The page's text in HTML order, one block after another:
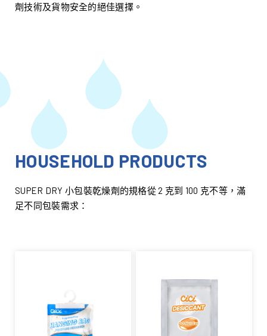
劑技術及貨物安全的絕佳選擇。
HOUSEHOLD PRODUCTS
SUPER DRY 小包裝乾燥劑的規格從 2 克到 100 克不等，滿
足不同包裝需求：